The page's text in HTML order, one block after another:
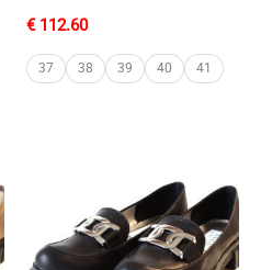
€112.60
37 38 39 40 41